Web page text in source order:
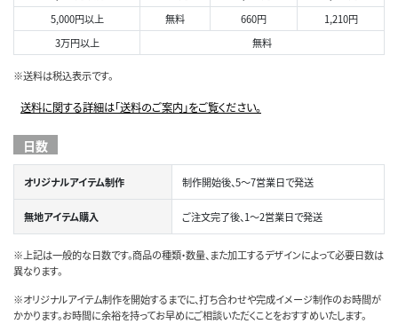
5,000円以上
無料 660円
1,210円
3万円以上
無料
※送料は税込表示です。
送料に関する詳細は「送料のご案内」をご覧ください。
日数
オリジナルアイテム制作 制作開始後、5～7営業日で発送
無地アイテム購入 ご注文完了後、1～2営業日で発送
※上記は一般的な日数です。商品の種類・数量、また加工するデザインによって必要日数は
異なります。
※オリジナルアイテム制作を開始するまでに、打ち合わせや完成イメージ制作のお時間が
かかります。お時間に余裕を持ってお早めにご相談いただくことをおすすめいたします。